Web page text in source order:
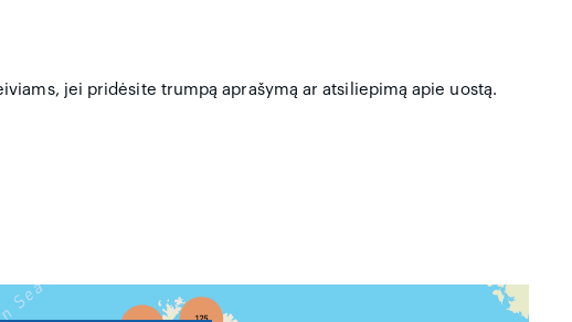
jei pridėsite trumpą aprašymą ar atsiliepimą apie uostą.